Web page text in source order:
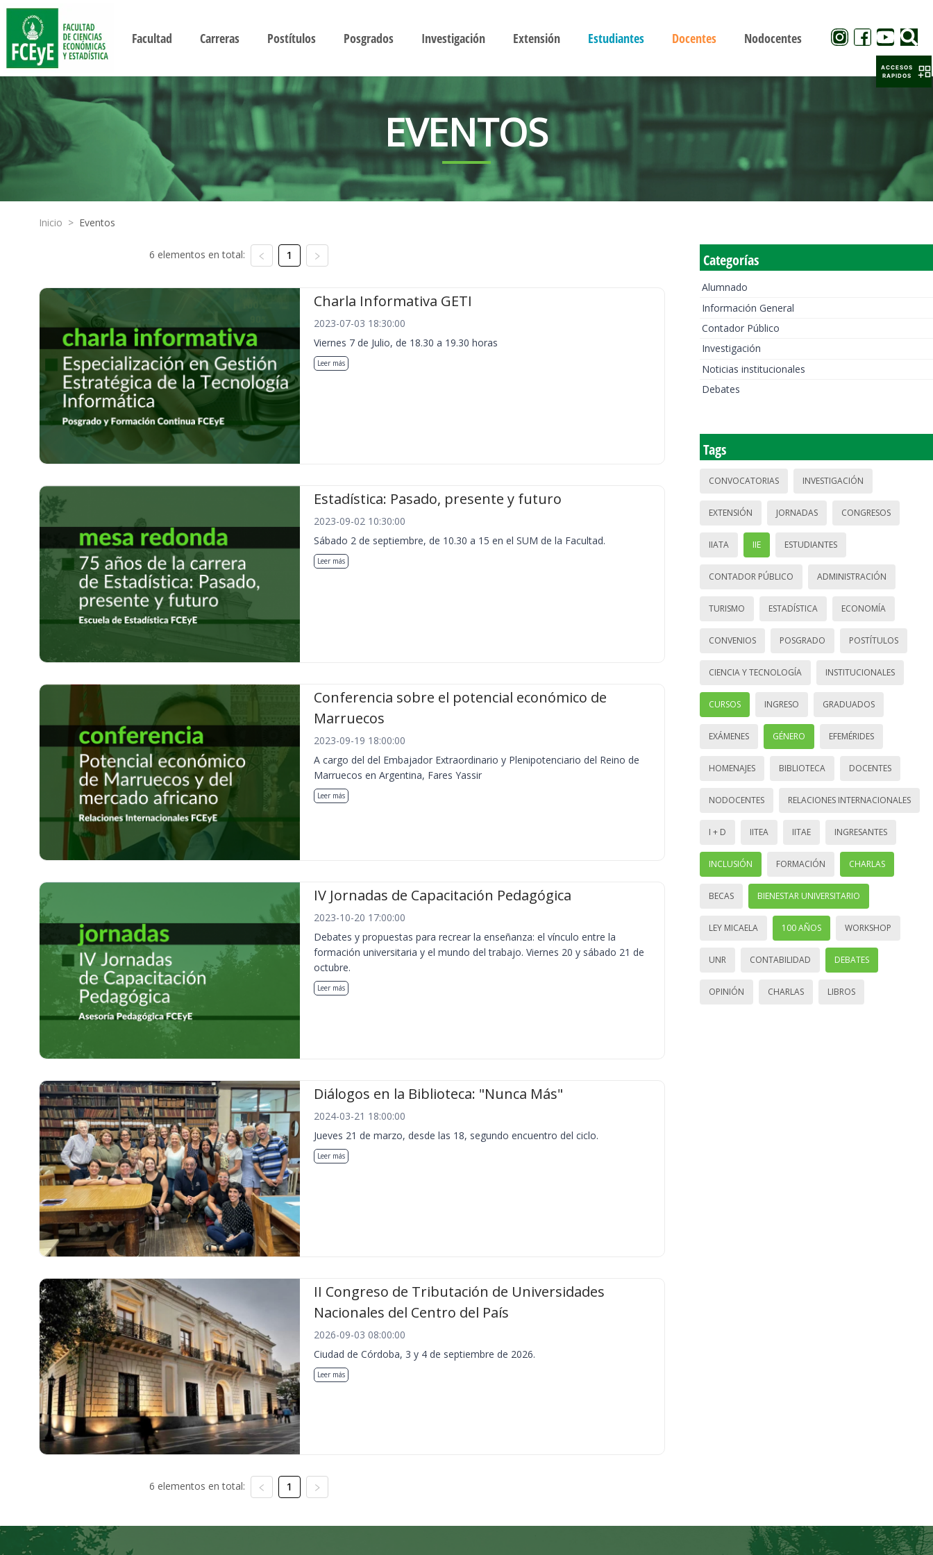
Facultad Carreras Postítulos Posgrados Investigación Extensión Estudiantes Docentes Nodocentes
EVENTOS
Inicio > Eventos
6 elementos en total: 1
Charla Informativa GETI
2023-07-03 18:30:00
Viernes 7 de Julio, de 18.30 a 19.30 horas
Leer más
Estadística: Pasado, presente y futuro
2023-09-02 10:30:00
Sábado 2 de septiembre, de 10.30 a 15 en el SUM de la Facultad.
Leer más
Conferencia sobre el potencial económico de
Marruecos
2023-09-19 18:00:00
A cargo del del Embajador Extraordinario y Plenipotenciario del Reino de
Marruecos en Argentina, Fares Yassir
Leer más
IV Jornadas de Capacitación Pedagógica
2023-10-20 17:00:00
Debates y propuestas para recrear la enseñanza: el vínculo entre la
formación universitaria y el mundo del trabajo. Viernes 20 y sábado 21 de
octubre.
Leer más
Diálogos en la Biblioteca: "Nunca Más"
2024-03-21 18:00:00
Jueves 21 de marzo, desde las 18, segundo encuentro del ciclo.
Leer más
II Congreso de Tributación de Universidades
Nacionales del Centro del País
2026-09-03 08:00:00
Ciudad de Córdoba, 3 y 4 de septiembre de 2026.
Leer más
6 elementos en total: 1
Categorías
Alumnado
Información General
Contador Público
Investigación
Noticias institucionales
Debates
Tags
CONVOCATORIAS INVESTIGACIÓN
EXTENSIÓN JORNADAS CONGRESOS
IIATA IIE ESTUDIANTES
CONTADOR PÚBLICO ADMINISTRACIÓN
TURISMO ESTADÍSTICA ECONOMÍA
CONVENIOS POSGRADO POSTÍTULOS
CIENCIA Y TECNOLOGÍA INSTITUCIONALES
CURSOS INGRESO GRADUADOS
EXÁMENES GÉNERO EFEMÉRIDES
HOMENAJES BIBLIOTECA DOCENTES
NODOCENTES RELACIONES INTERNACIONALES
I + D IITEA IITAE INGRESANTES
INCLUSIÓN FORMACIÓN CHARLAS
BECAS BIENESTAR UNIVERSITARIO
LEY MICAELA 100 AÑOS WORKSHOP
UNR CONTABILIDAD DEBATES
OPINIÓN CHARLAS LIBROS
ACCESOS
RAPIDOS